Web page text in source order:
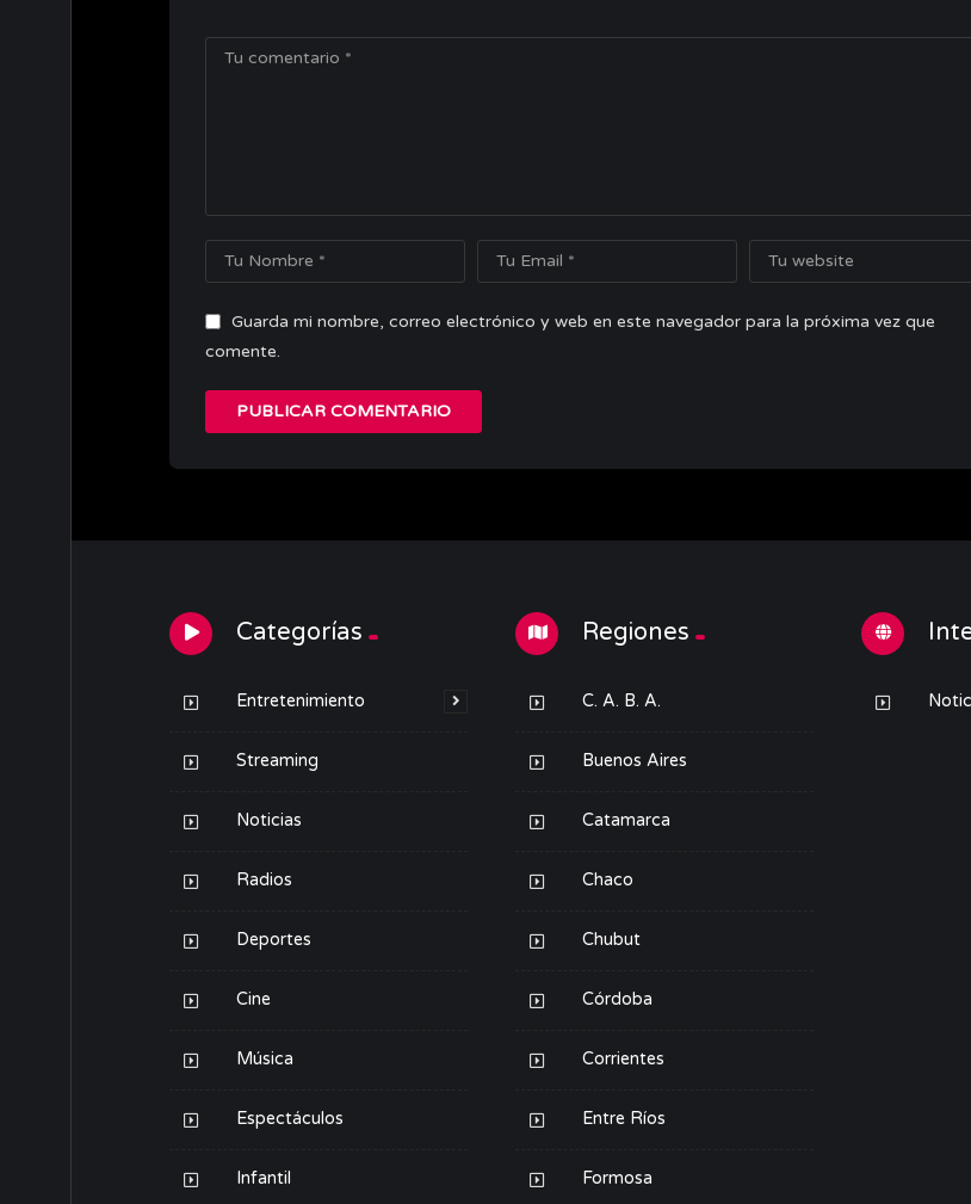
Guarda mi nombre, correo electrónico y web en este navegador para la próxima vez que
comente.
Categorías
Entretenimiento
Streaming
Noticias
Radios
Deportes
Cine
Música
Espectáculos
Infantil
Regiones
C. A. B. A.
Buenos Aires
Catamarca
Chaco
Chubut
Córdoba
Corrientes
Entre Ríos
Formosa